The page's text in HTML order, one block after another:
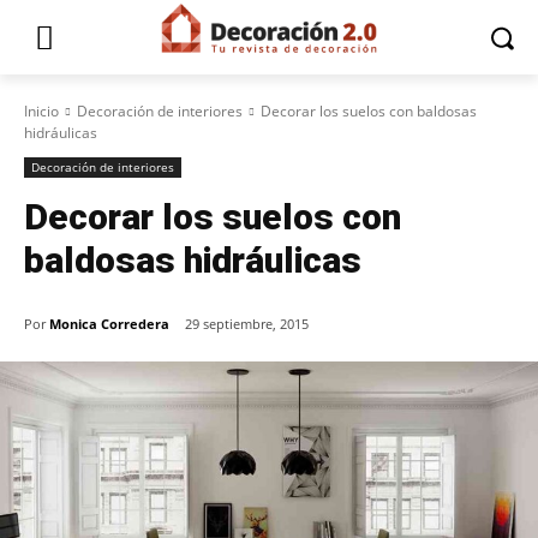
Inicio Decoración de interiores
Decorar los suelos con baldosas
hidráulicas
Decoración de interiores
Decorar los suelos con
baldosas hidráulicas
Por Monica Corredera 29 septiembre, 2015